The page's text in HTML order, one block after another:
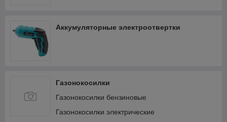
Аккумуляторные электроотвертки
Газонокосилки
Газонокосилки бензиновые
Газонокосилки электрические